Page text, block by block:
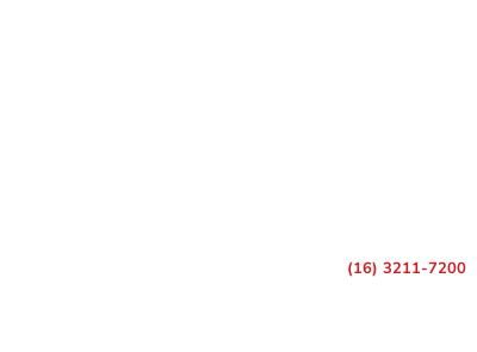
(16) 3211-7200